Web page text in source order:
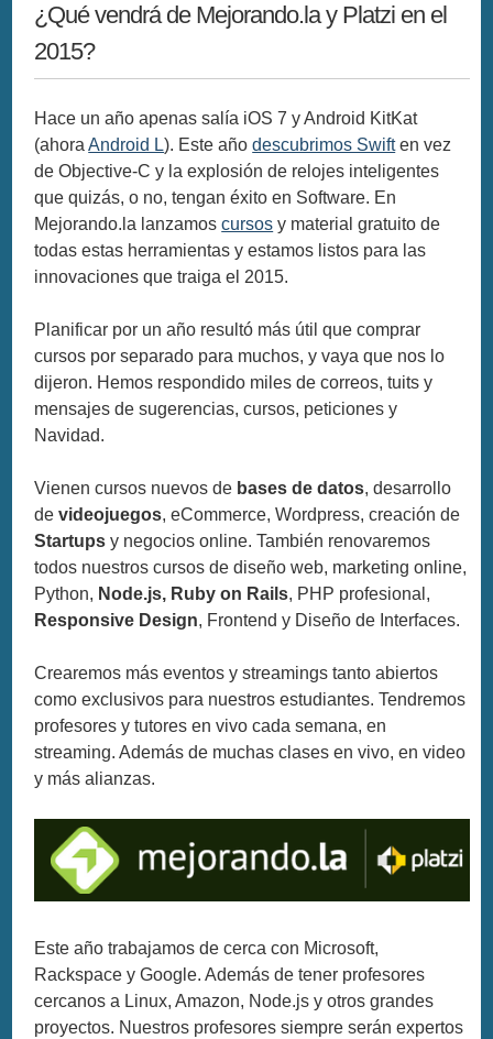
¿Qué vendrá de Mejorando.la y Platzi en el
2015?
Hace un año apenas salía iOS 7 y Android KitKat
(ahoraAndroid L). Este añodescubrimos Swiften vez
de Objective-C y la explosión de relojes inteligentes
que quizás, o no, tengan éxito en Software. En
Mejorando.la lanzamoscursos y material gratuito de
todas estas herramientas y estamos listos para las
innovaciones que traiga el 2015.
Planificar por un año resultó más útil que comprar
cursos por separado para muchos, y vaya que nos lo
dijeron. Hemos respondido miles de correos, tuits y
mensajes de sugerencias, cursos, peticiones y
Navidad.
Vienen cursos nuevos de bases de datos, desarrollo
devideojuegos, eCommerce, Wordpress, creación de
Startups y negocios online. También renovaremos
todos nuestros cursos de diseño web, marketing online,
Python, Node.js, Ruby on Rails, PHP profesional,
Responsive Design, Frontend y Diseño de Interfaces.
Crearemos más eventos y streamings tanto abiertos
como exclusivos para nuestros estudiantes. Tendremos
profesores y tutores en vivo cada semana, en
streaming. Además de muchas clases en vivo, en video
y más alianzas.
Este año trabajamos de cerca con Microsoft,
Rackspace y Google. Además de tener profesores
cercanos a Linux, Amazon, Node.js y otros grandes
proyectos. Nuestros profesores siempre serán expertos